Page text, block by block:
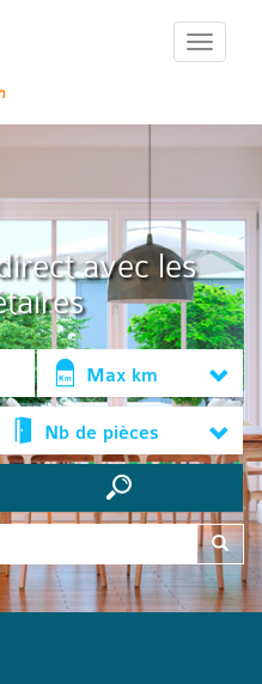
::Menu::
avec les
Max km
Nb de pièces